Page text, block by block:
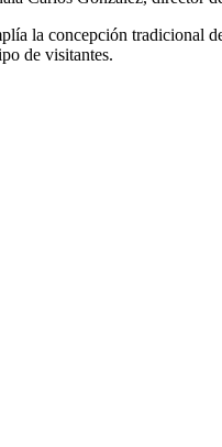
la concepción tradicional
de visitantes.